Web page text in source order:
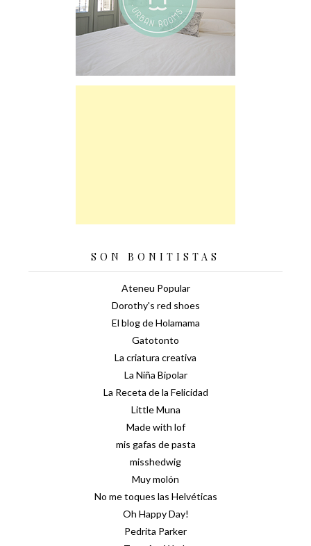
SON BONITISTAS
Ateneu Popular
Dorothy's red shoes
El blog de Holamama
Gatotonto
La criatura creativa
La Niña Bipolar
La Receta de la Felicidad
Little Muna
Made with lof
mis gafas de pasta
misshedwig
Muy molón
No me toques las Helvéticas
Oh Happy Day!
Pedrita Parker